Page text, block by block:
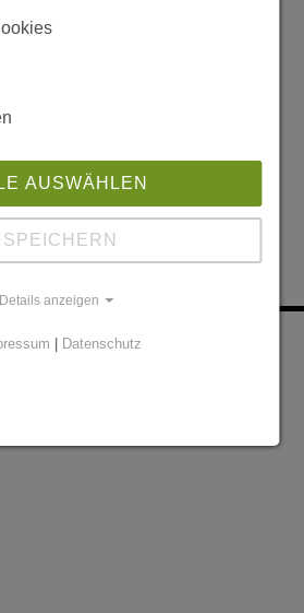
KONTAKT
AUSWÄHLEN
SPEICHERN
Details anzeigen
Datenschutz